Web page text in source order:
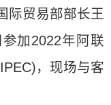
际贸易部部长王
加2022年阿联
，现场与客